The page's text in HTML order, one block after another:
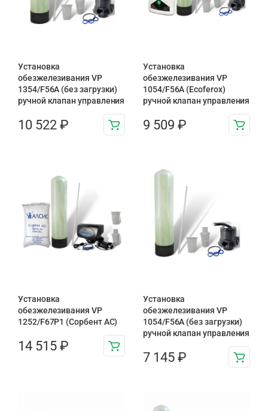
Установка
обезжелезивания VP
1354/F56A (без загрузки)
ручной клапан управления
10 522 ₽
Установка
обезжелезивания VP
1054/F56A (Ecoferox)
ручной клапан управления
9 509 ₽
Установка
обезжелезивания VP
1252/F67P1 (Сорбент АС)
14 515 ₽
Установка
обезжелезивания VP
1054/F56A (без загрузки)
ручной клапан управления
7 145 ₽